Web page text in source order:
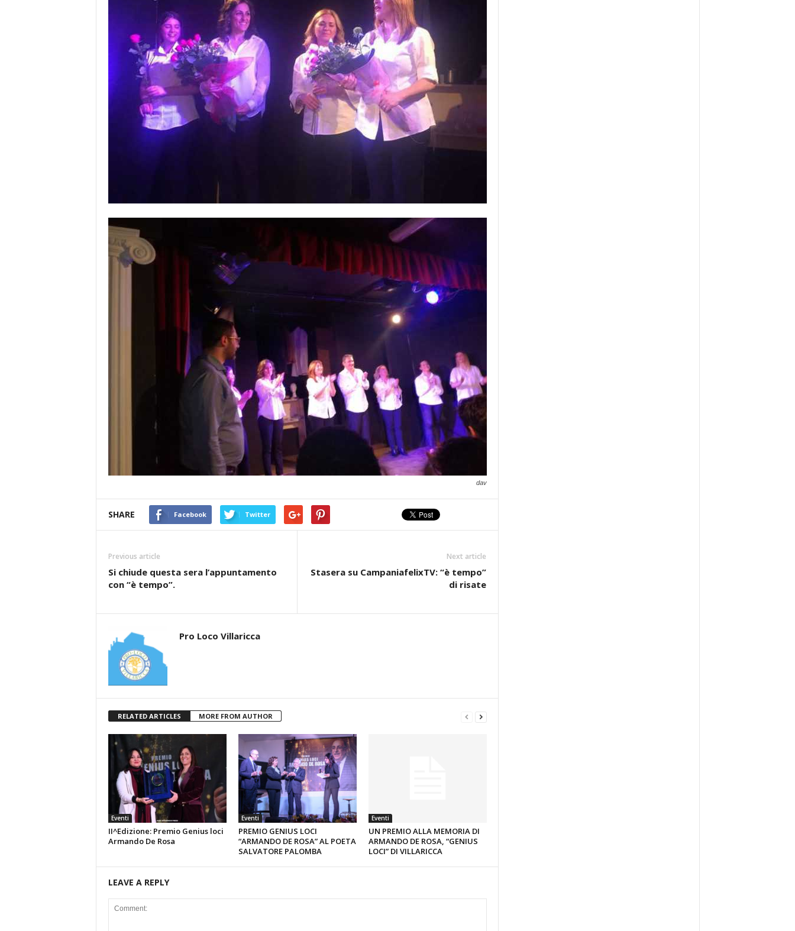
dav
SHARE Facebook Twitter
Previous article
Si chiude questa sera l’appuntamento
con “è tempo”.
Next article
Stasera su CampaniafelixTV: “è tempo”
di risate
Pro Loco Villaricca
RELATED ARTICLES MORE FROM AUTHOR
Eventi
II^Edizione: Premio Genius loci
Armando De Rosa
Eventi
PREMIO GENIUS LOCI
“ARMANDO DE ROSA” AL POETA
SALVATORE PALOMBA
Eventi
UN PREMIO ALLA MEMORIA DI
ARMANDO DE ROSA, “GENIUS
LOCI” DI VILLARICCA
LEAVE A REPLY